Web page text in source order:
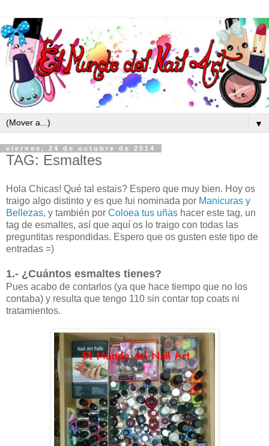
▼
viernes, 24 de octubre de 2014
TAG: Esmaltes
Hola Chicas! Qué tal estais? Espero que muy bien. Hoy os
traigo algo distinto y es que fui nominada por Manicuras y
Bellezas, y también por Coloea tus uñas hacer este tag, un
tag de esmaltes, así que aquí os lo traigo con todas las
preguntitas respondidas. Espero que os gusten este tipo de
entradas =)
1.- ¿Cuántos esmaltes tienes?
Pues acabo de contarlos (ya que hace tiempo que no los
contaba) y resulta que tengo 110 sin contar top coats ni
tratamientos.